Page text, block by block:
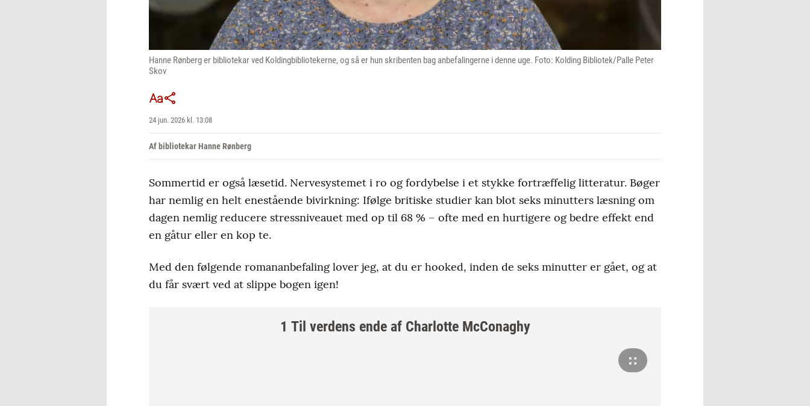
Hanne Rønberg er bibliotekar ved Koldingbibliotekerne, og så er hun skribenten bag anbefalingerne i denne uge. Foto: Kolding Bibliotek/Palle Peter
Skov
24 jun. 2026 kl. 13:08
Af bibliotekar Hanne Rønberg
Sommertid er også læsetid. Nervesystemet i ro og fordybelse i et stykke fortræffelig litteratur. Bøger
har nemlig en helt enestående bivirkning: Ifølge britiske studier kan blot seks minutters læsning om
dagen nemlig reducere stressniveauet med op til 68 % – ofte med en hurtigere og bedre effekt end
en gåtur eller en kop te.
Med den følgende romananbefaling lover jeg, at du er hooked, inden de seks minutter er gået, og at
du får svært ved at slippe bogen igen!
1 Til verdens ende af Charlotte McConaghy